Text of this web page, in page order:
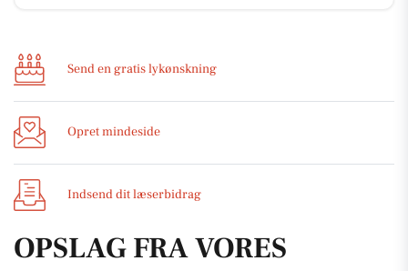
Send en gratis lykønskning
Opret mindeside
Indsend dit læserbidrag
OPSLAG FRA VORES